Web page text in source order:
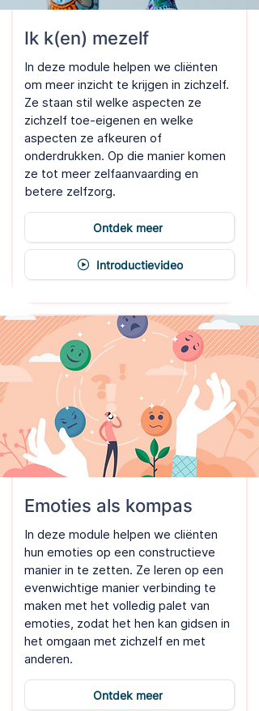
Ik k(en) mezelf
In deze module helpen we cliënten
om meer inzicht te krijgen in zichzelf.
Ze staan stil welke aspecten ze
zichzelf toe-eigenen en welke
aspecten ze afkeuren of
onderdrukken. Op die manier komen
ze tot meer zelfaanvaarding en
betere zelfzorg.
Ontdek meer
Introductievideo
Emoties als kompas
In deze module helpen we cliënten
hun emoties op een constructieve
manier in te zetten. Ze leren op een
evenwichtige manier verbinding te
maken met het volledig palet van
emoties, zodat het hen kan gidsen in
het omgaan met zichzelf en met
anderen.
Ontdek meer